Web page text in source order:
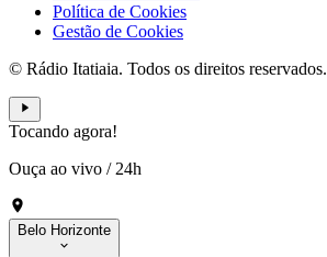
Política de Cookies
Gestão de Cookies
© Rádio Itatiaia. Todos os direitos reservados.
Tocando agora!
Ouça ao vivo / 24h
Belo Horizonte